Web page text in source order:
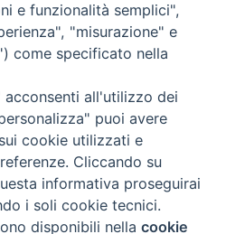
Molfetta (BA)
Ruvo Giovinazzo Terlizzi
Preferenze Cookie
e funzionalità semplici",
"misurazione" e
come specificato nella
all'utilizzo dei
puoi avere
cookie utilizzati e
Cliccando su
informativa proseguirai
i soli cookie tecnici.
disponibili nellacookie